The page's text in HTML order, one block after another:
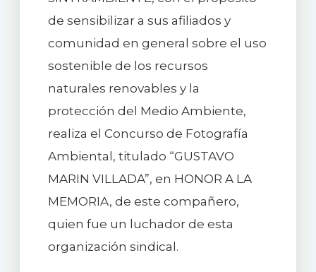
de sensibilizar a sus afiliados y
comunidad en general sobre el uso
sostenible de los recursos
naturales renovables y la
protección del Medio Ambiente,
realiza el Concurso de Fotografía
Ambiental, titulado “GUSTAVO
MARIN VILLADA”, en HONOR A LA
MEMORIA, de este compañero,
quien fue un luchador de esta
organización sindical.